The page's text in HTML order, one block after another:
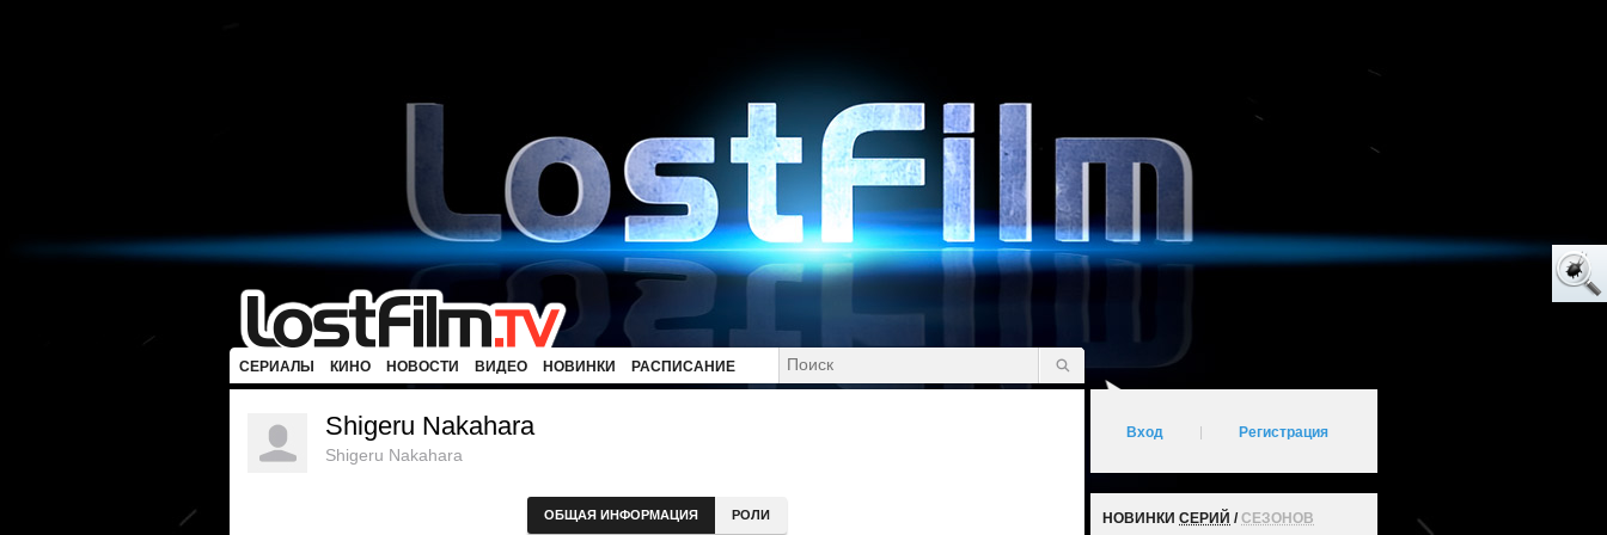
СЕРИАЛЫ КИНО НОВОСТИ ВИДЕО НОВИНКИ РАСПИСАНИЕ
Shigeru Nakahara
Shigeru Nakahara
ОБЩАЯ ИНФОРМАЦИЯ РОЛИ
Вход Регистрация
НОВИНКИ СЕРИЙ /СЕЗОНОВ